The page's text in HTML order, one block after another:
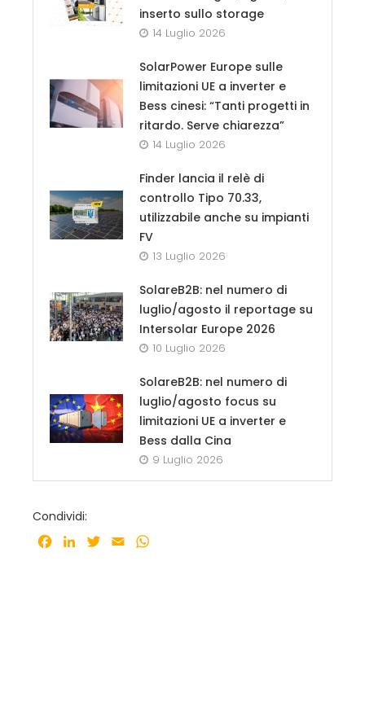
inserto sullo storage
14 Luglio 2026
SolarPower Europe sulle
limitazioni UE a inverter e
Bess cinesi: “Tanti progetti in
ritardo. Serve chiarezza”
14 Luglio 2026
Finder lancia il relè di
controllo Tipo 70.33,
utilizzabile anche su impianti
FV
13 Luglio 2026
SolareB2B: nel numero di
luglio/agosto il reportage su
Intersolar Europe 2026
10 Luglio 2026
SolareB2B: nel numero di
luglio/agosto focus su
limitazioni UE a inverter e
Bess dalla Cina
9 Luglio 2026
Condividi:
Facebook
LinkedInTwitter
Email